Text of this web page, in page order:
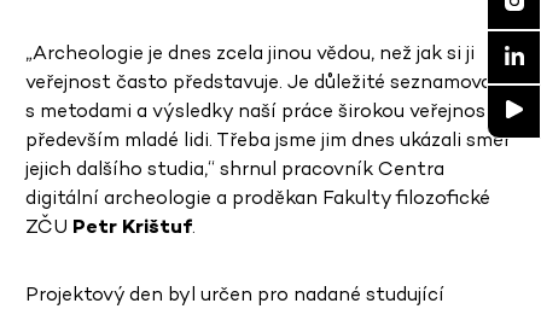
„Archeologie je dnes zcela jinou vědou, než jak si ji
veřejnost často představuje. Je důležité seznamovat
s metodami a výsledky naší práce širokou veřejnost,
především mladé lidi. Třeba jsme jim dnes ukázali směr
jejich dalšího studia,“ shrnul pracovník Centra
digitální archeologie a proděkan Fakulty filozofické
ZČU Petr Krištuf.
Projektový den byl určen pro nadané studující